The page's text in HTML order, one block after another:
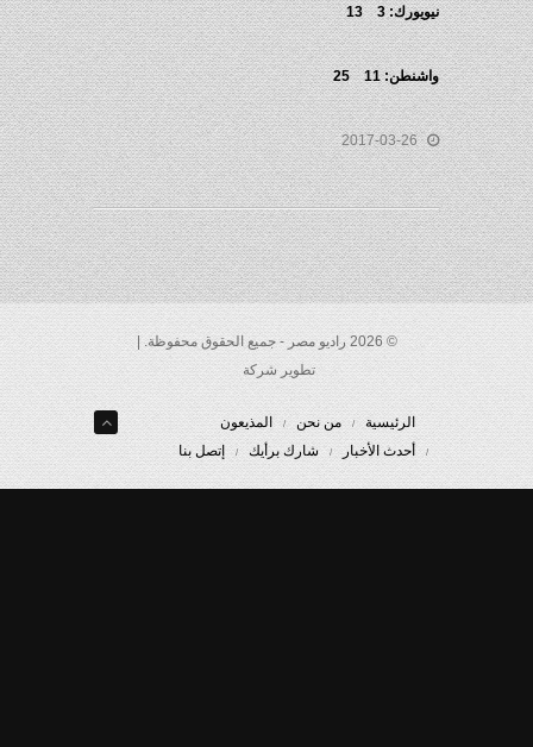
نيويورك: 3 13
واشنطن: 11 25
2017-03-26
© 2026 راديو مصر - جميع الحقوق محفوظة. |
تطوير شركة
الرئيسية من نحن
المذيعون
أحدث الأخبار
شارك برأيك إتصل بنا